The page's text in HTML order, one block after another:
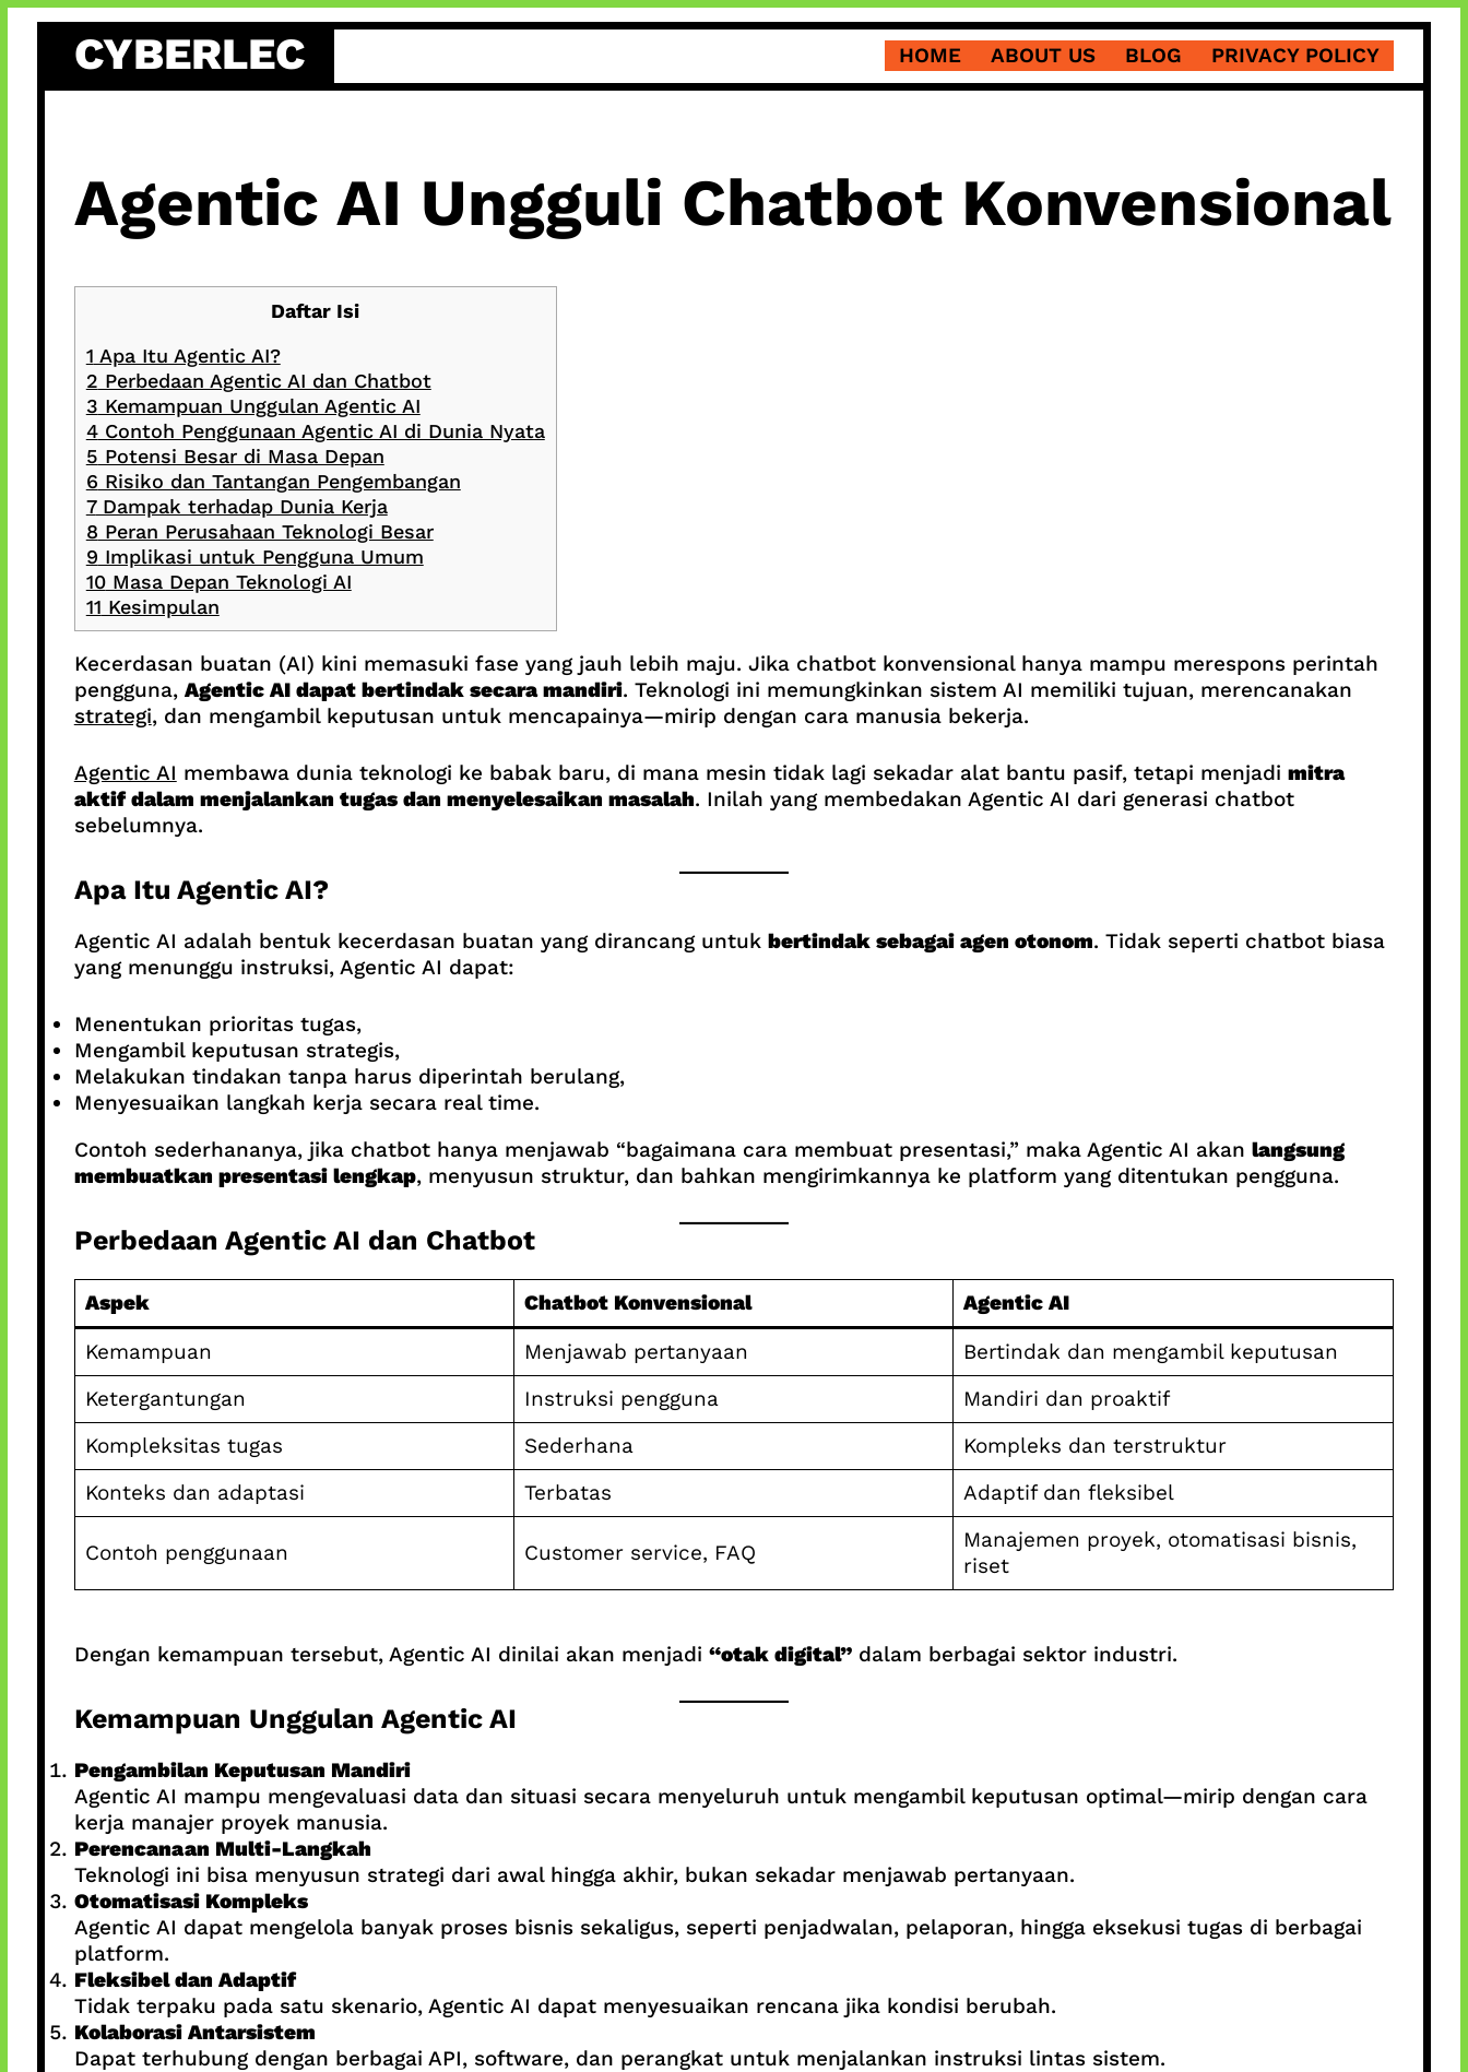
content
CYBERLEC HOME ABOUT US BLOG PRIVACY POLICY
Agentic AI Ungguli Chatbot Konvensional
Daftar Isi
1 Apa Itu Agentic AI?
2 Perbedaan Agentic AI dan Chatbot
3 Kemampuan Unggulan Agentic AI
4Contoh Penggunaan Agentic AI di Dunia Nyata
5 Potensi Besar di Masa Depan
6 Risiko dan Tantangan Pengembangan
7Dampak terhadap Dunia Kerja
8 Peran Perusahaan Teknologi Besar
9 Implikasi untuk Pengguna Umum
10Masa Depan Teknologi AI
11 Kesimpulan
Kecerdasan buatan (AI) kini memasuki fase yang jauh lebih maju. Jika chatbot konvensional hanya mampu merespons perintah
pengguna, Agentic AI dapat bertindak secara mandiri. Teknologi ini memungkinkan sistem AI memiliki tujuan, merencanakan
strategi, dan mengambil keputusan untuk mencapainya—mirip dengan cara manusia bekerja.
Agentic AI membawa dunia teknologi ke babak baru, di mana mesin tidak lagi sekadar alat bantu pasif, tetapi menjadi mitra
aktif dalam menjalankan tugas dan menyelesaikan masalah. Inilah yang membedakan Agentic AI dari generasi chatbot
sebelumnya.
Apa Itu Agentic AI?
Agentic AI adalah bentuk kecerdasan buatan yang dirancang untuk bertindak sebagai agen otonom. Tidak seperti chatbot biasa
yang menunggu instruksi, Agentic AI dapat:
Menentukan prioritas tugas,
Mengambil keputusan strategis,
Melakukan tindakan tanpa harus diperintah berulang,
Menyesuaikan langkah kerja secara real time.
Contoh sederhananya, jika chatbot hanya menjawab “bagaimana cara membuat presentasi,” maka Agentic AI akan langsung
membuatkan presentasi lengkap, menyusun struktur, dan bahkan mengirimkannya ke platform yang ditentukan pengguna.
Perbedaan Agentic AI dan Chatbot
Aspek Chatbot Konvensional
Agentic AI
Kemampuan
Menjawab pertanyaan
Bertindak dan mengambil keputusan
Ketergantungan
Instruksi pengguna
Mandiri dan proaktif
Kompleksitas tugas
Sederhana
Kompleks dan terstruktur
Konteks dan adaptasi
Terbatas Adaptif dan fleksibel
Contoh penggunaan Customer service, FAQ
Manajemen proyek, otomatisasi bisnis,
riset
Dengan kemampuan tersebut, Agentic AI dinilai akan menjadi “otak digital”dalam berbagai sektor industri.
Kemampuan Unggulan Agentic AI
Pengambilan Keputusan Mandiri
Agentic AI mampu mengevaluasi data dan situasi secara menyeluruh untuk mengambil keputusan optimal—mirip dengan cara
kerja manajer proyek manusia.
Perencanaan Multi-Langkah
Teknologi ini bisa menyusun strategi dari awal hingga akhir, bukan sekadar menjawab pertanyaan.
Otomatisasi Kompleks
Agentic AI dapat mengelola banyak proses bisnis sekaligus, seperti penjadwalan, pelaporan, hingga eksekusi tugas di berbagai
platform.
Fleksibel dan Adaptif
Tidak terpaku pada satu skenario, Agentic AI dapat menyesuaikan rencana jika kondisi berubah.
Kolaborasi Antarsistem
Dapat terhubung dengan berbagai API, software, dan perangkat untuk menjalankan instruksi lintas sistem.